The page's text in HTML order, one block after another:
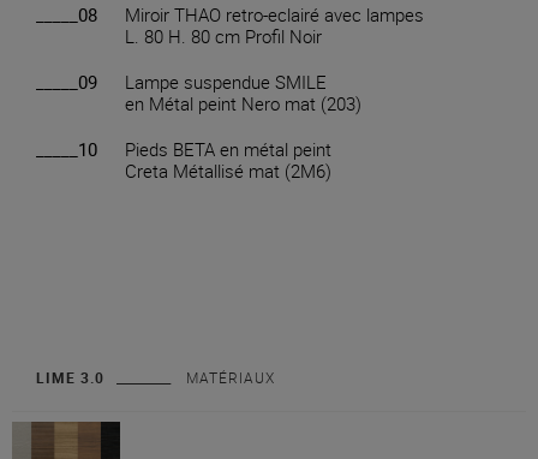
_____08
Miroir THAO retro-eclairé avec lampes
L. 80 H. 80 cm Profil Noir
_____09
Lampe suspendue SMILE
en Métal peint Nero mat (203)
_____10
Pieds BETA en métal peint
Creta Métallisé mat (2M6)
LIME 3.0 MATÉRIAUX